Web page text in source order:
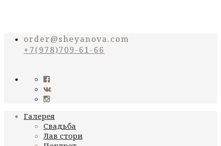
order@sheyanova.com
+7(978)709-61-66
Галерея
Свадьба
Лав стори